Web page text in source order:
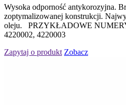
Wysoka odporność antykorozyjna.
zoptymalizowanej konstrukcji.
oleju. PRZYKŁADOWE
4220002, 4220003
Zapytaj o produkt Zobacz